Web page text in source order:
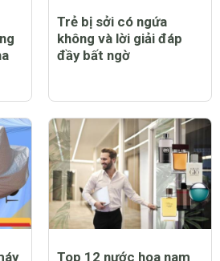
Trẻ bị sởi có ngứa
không và lời giải đáp
đầy bất ngờ
Top 12 nước hoa nam